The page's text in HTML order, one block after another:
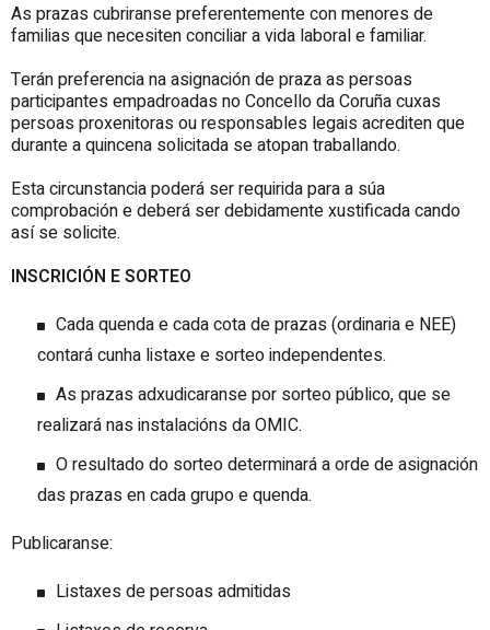
As prazas cubriranse preferentemente con menores de
familias que necesiten conciliar a vida laboral e familiar.
Terán preferencia na asignación de praza as persoas
participantes empadroadas no Concello da Coruña cuxas
persoas proxenitoras ou responsables legais acrediten que
durante a quincena solicitada se atopan traballando.
Esta circunstancia poderá ser requirida para a súa
comprobación e deberá ser debidamente xustificada cando
así se solicite.
INSCRICIÓN E SORTEO
Cada quenda e cada cota de prazas (ordinaria e NEE)
contará cunha listaxe e sorteo independentes.
As prazas adxudicaranse por sorteo público, que se
realizará nas instalacións da OMIC.
O resultado do sorteo determinará a orde de asignación
das prazas en cada grupo e quenda.
Publicaranse:
Listaxes de persoas admitidas